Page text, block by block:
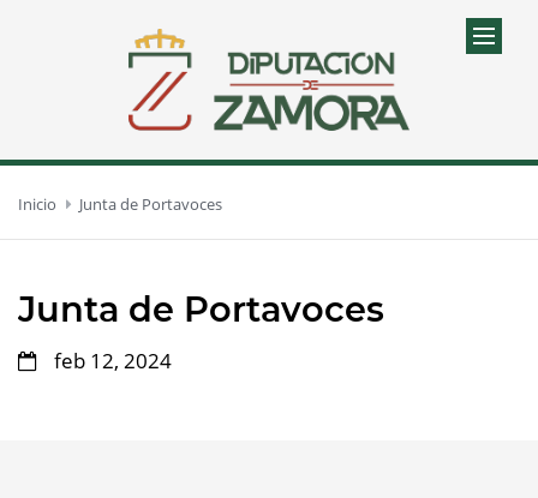
Inicio Junta de Portavoces
Junta de Portavoces
feb 12, 2024